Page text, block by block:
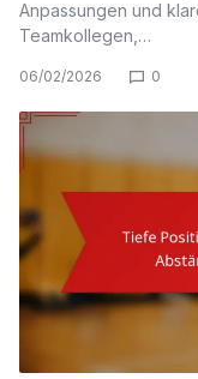
Anpassungen und
Teamkollegen,…
06/02/2026 0